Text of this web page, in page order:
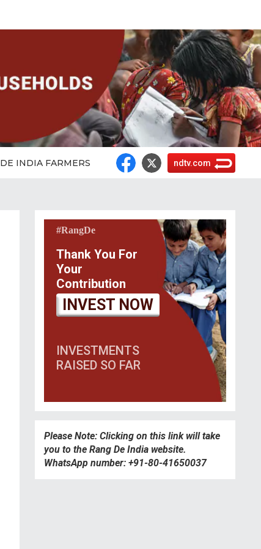
INDIA FARMERS ndtv.com
#RangDe
Thank You For
Your
Contribution
INVESTMENTS
RAISED SO FAR
INVEST NOW
Please Note: Clicking on this link will take
you to the Rang De India website.
WhatsApp number: +91-80-41650037